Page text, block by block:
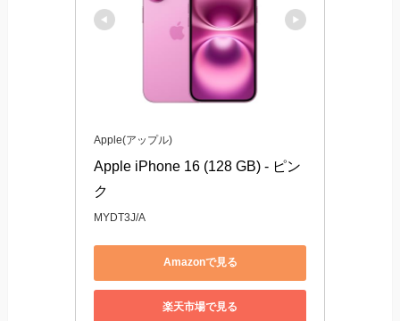
Apple(アップル)
Apple iPhone 16 (128 GB) - ピン
ク
MYDT3J/A
Amazonで見る
楽天市場で見る